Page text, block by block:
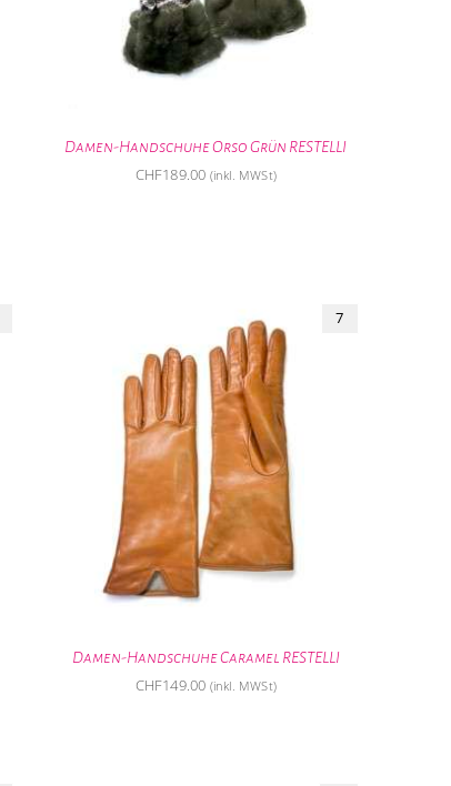
Damen-Handschuhe Orso Grün RESTELLI
CHF189.00 (inkl. MWSt)
Damen-Handschuhe Caramel RESTELLI
7
CHF149.00 (inkl. MWSt)